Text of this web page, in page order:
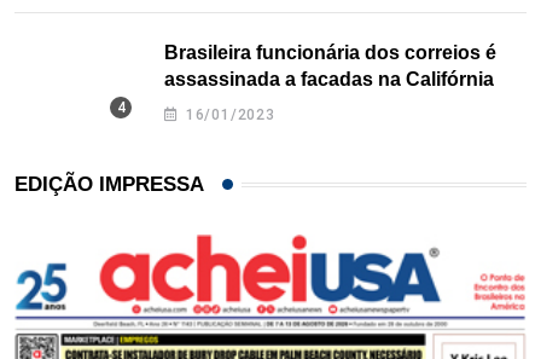
Brasileira funcionária dos correios é
assassinada a facadas na Califórnia
16/01/2023
EDIÇÃO IMPRESSA